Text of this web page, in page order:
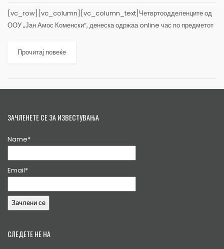
[vc_row][vc_column][vc_column_text]Четвртоодделенците од
ООУ „Јан Амос Коменски“, денеска одржаа online час по предметот
Карпош, Стефан Богоев. (more…)
Прочитај повеќе
ЗАЧЛЕНЕТЕ СЕ ЗА ИЗВЕСТУВАЊА
Name*
Email*
СЛЕДЕТЕ НЕ НА